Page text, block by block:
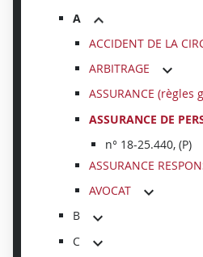
A
ACCIDENT DE LA
ARBITRAGE
ASSURANCE (règles
ASSURANCE DE
n° 18-25.440, (P)
ASSURANCE
AVOCAT
B
C